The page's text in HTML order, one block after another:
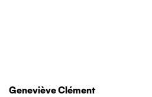
Geneviève Clément